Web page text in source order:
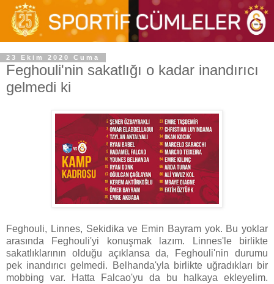
23 Ekim 2020 Cuma
Feghouli'nin sakatlığı o kadar inandırıcı
gelmedi ki
Feghouli, Linnes, Sekidika ve Emin Bayram yok. Bu yoklar
arasında Feghouli'yi konuşmak lazım. Linnes'le birlikte
sakatlıklarının olduğu açıklansa da, Feghouli'nin durumu
pek inandırıcı gelmedi. Belhanda'yla birlikte uğradıkları bir
mobbing var. Hatta Falcao'yu da bu halkaya ekleyelim.